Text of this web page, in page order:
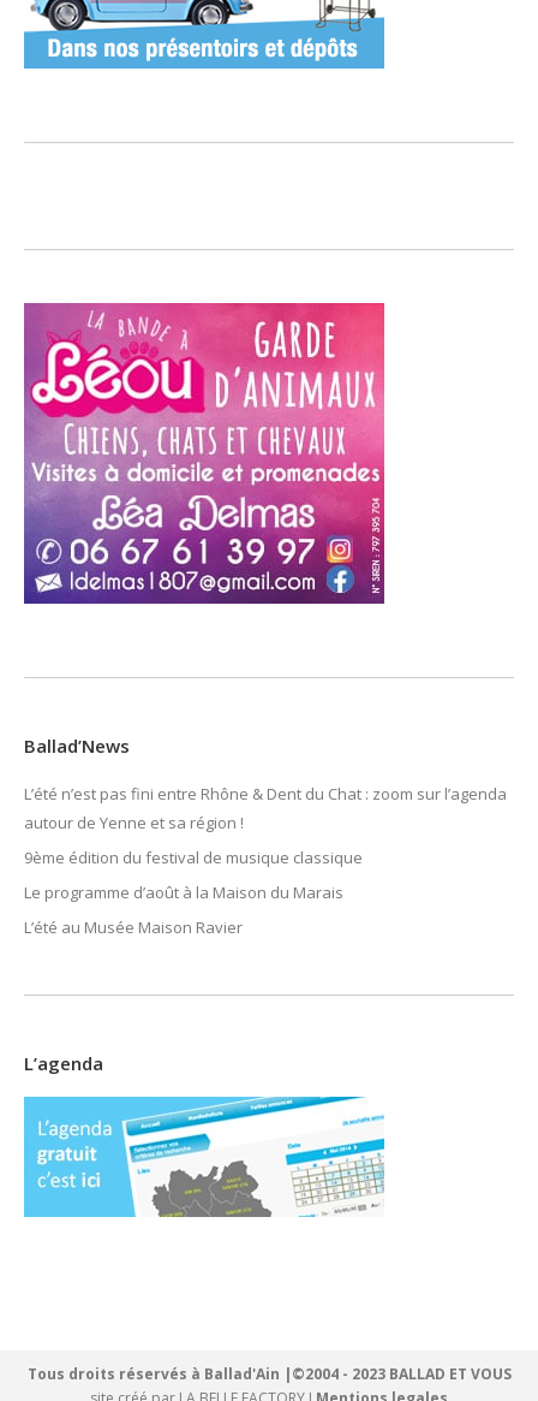
Ballad’News
L’été n’est pas fini entre Rhône & Dent du Chat : zoom sur l’agenda
autour de Yenne et sa région !
9ème édition du festival de musique classique
Le programme d’août à la Maison du Marais
L’été au Musée Maison Ravier
L’agenda
Tous droits réservés à Ballad'Ain |©2004 - 2023 BALLAD ET VOUS